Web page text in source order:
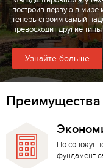
построив первую в мире
теперь строим самый
превосходит другие
Узнайте больше
По
фундамент